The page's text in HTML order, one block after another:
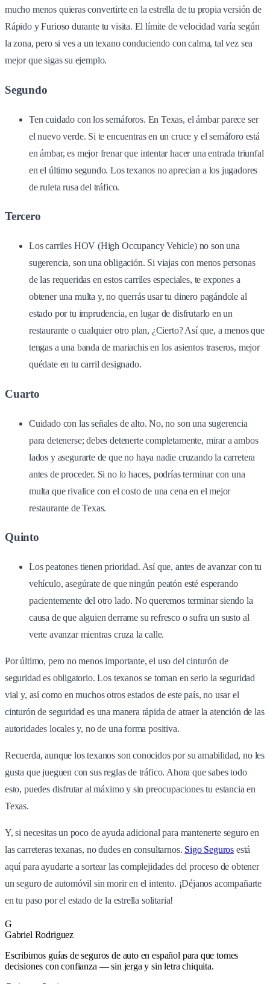
mucho menos quieras convertirte en la estrella de tu propia versión de
Rápido y Furioso durante tu visita. El límite de velocidad varía según
la zona, pero si ves a un texano conduciendo con calma, tal vez sea
mejor que sigas su ejemplo.
Segundo
Ten cuidado con los semáforos. En Texas, el ámbar parece ser
el nuevo verde. Si te encuentras en un cruce y el semáforo está
en ámbar, es mejor frenar que intentar hacer una entrada triunfal
en el último segundo. Los texanos no aprecian a los jugadores
de ruleta rusa del tráfico.
Tercero
Los carriles HOV (High Occupancy Vehicle) no son una
sugerencia, son una obligación. Si viajas con menos personas
de las requeridas en estos carriles especiales, te expones a
obtener una multa y, no querrás usar tu dinero pagándole al
estado por tu imprudencia, en lugar de disfrutarlo en un
restaurante o cualquier otro plan, ¿Cierto? Así que, a menos que
tengas a una banda de mariachis en los asientos traseros, mejor
quédate en tu carril designado.
Cuarto
Cuidado con las señales de alto. No, no son una sugerencia
para detenerse; debes detenerte completamente, mirar a ambos
lados y asegurarte de que no haya nadie cruzando la carretera
antes de proceder. Si no lo haces, podrías terminar con una
multa que rivalice con el costo de una cena en el mejor
restaurante de Texas.
Quinto
Los peatones tienen prioridad. Así que, antes de avanzar con tu
vehículo, asegúrate de que ningún peatón esté esperando
pacientemente del otro lado. No queremos terminar siendo la
causa de que alguien derrame su refresco o sufra un susto al
verte avanzar mientras cruza la calle.
Por último, pero no menos importante, el uso del cinturón de
seguridad es obligatorio. Los texanos se toman en serio la seguridad
vial y, así como en muchos otros estados de este país, no usar el
cinturón de seguridad es una manera rápida de atraer la atención de las
autoridades locales y, no de una forma positiva.
Recuerda, aunque los texanos son conocidos por su amabilidad, no les
gusta que jueguen con sus reglas de tráfico. Ahora que sabes todo
esto, puedes disfrutar al máximo y sin preocupaciones tu estancia en
Texas.
Y, si necesitas un poco de ayuda adicional para mantenerte seguro en
las carreteras texanas, no dudes en consultarnos. Sigo Seguros está
aquí para ayudarte a sortear las complejidades del proceso de obtener
un seguro de automóvil sin morir en el intento. ¡Déjanos acompañarte
en tu paso por el estado de la estrella solitaria!
G
Gabriel Rodriguez
Escribimos guías de seguros de auto en español para que tomes
decisiones con confianza — sin jerga y sin letra chiquita.